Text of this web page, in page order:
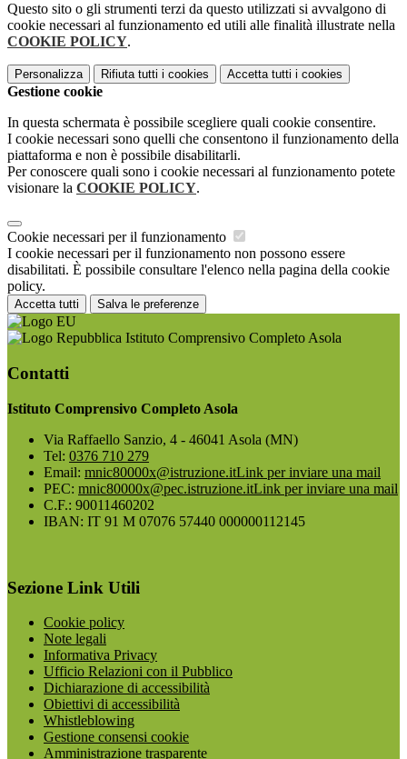
Questo sito o gli strumenti terzi da questo utilizzati si avvalgono di
cookie necessari al funzionamento ed utili alle finalità illustrate nella
COOKIE POLICY.
Personalizza Rifiuta tutti i cookies Accetta tutti i cookies
Gestione cookie
In questa schermata è possibile scegliere quali cookie consentire.
I cookie necessari sono quelli che consentono il funzionamento della
piattaforma e non è possibile disabilitarli.
Per conoscere quali sono i cookie necessari al funzionamento potete
visionare la COOKIE POLICY.
Cookie necessari per il funzionamento
I cookie necessari per il funzionamento non possono essere
disabilitati. È possibile consultare l'elenco nella pagina della cookie
policy.
Accetta tutti Salva le preferenze
Istituto Comprensivo Completo Asola
Contatti
Istituto Comprensivo Completo Asola
Via Raffaello Sanzio, 4 - 46041 Asola (MN)
Tel: 0376 710 279
Email: mnic80000x@istruzione.itLink per inviare una mail
PEC: mnic80000x@pec.istruzione.itLink per inviare una mail
C.F.: 90011460202
IBAN: IT 91 M 07076 57440 000000112145
Sezione Link Utili
Cookie policy
Note legali
Informativa Privacy
Ufficio Relazioni con il Pubblico
Dichiarazione di accessibilità
Obiettivi di accessibilità
Whistleblowing
Gestione consensi cookie
Amministrazione trasparente